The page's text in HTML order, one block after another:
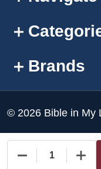
DECREASE
Brands
© 2026 Bible in My